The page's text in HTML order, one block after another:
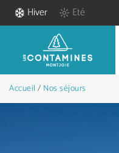
Hiver Eté
Accueil / Nos séjours